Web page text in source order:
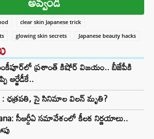
clear skin Japanese trick
glowing skin secrets Japanese beauty hacks
ప్రశాంత్ కిషోర్ విజయం.. బీజేపీకి
ఆర్జేడీకే..
: ఛత్రపతి, సై సినిమాల విలన్ మృతి?
సీఆర్డీఏ సమావేశంలో కీలక నిర్ణయాలు..